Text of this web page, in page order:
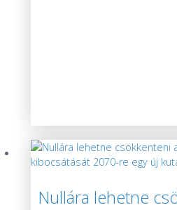
Nullára lehetne